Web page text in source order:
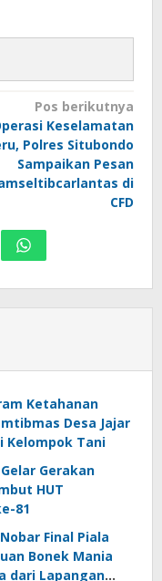
Pos berikutnya
Keselamatan
Polres Situbondo
Sampaikan Pesan
di
CFD
Ketahanan
Desa Jajar
Kelompok Tani
Gerakan
HUT
81
Final Piala
Bonek Mania
dari Lapangan